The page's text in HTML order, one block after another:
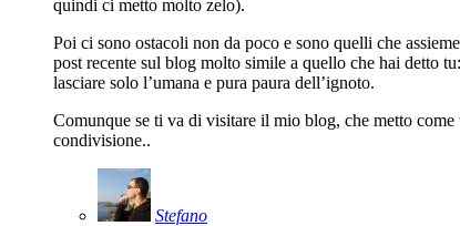
quindi ci metto molto zelo).
Poi ci sono ostacoli non da poco e sono quelli che
post recente sul blog molto simile a quello che hai detto
lasciare solo l’umana e pura paura dell’ignoto.
Comunque se ti va di visitare il mio blog, che metto
condivisione..
Stefano